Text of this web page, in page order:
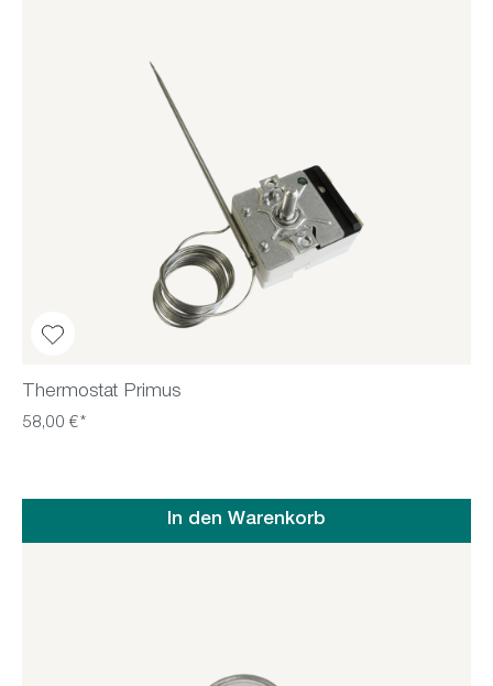
Thermostat Primus
58,00 €*
In den Warenkorb